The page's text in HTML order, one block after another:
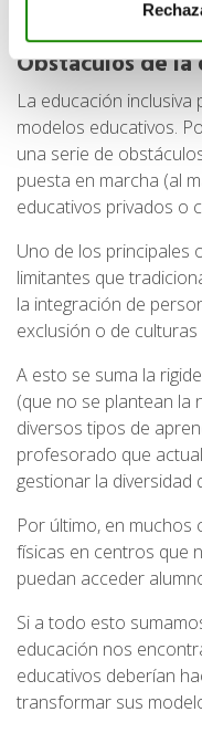
inclusión en
Obstáculosde la
La educación
modelos educativos.
una serie de
puesta en marcha (al
educativos privados o
Uno de los principales
limitantes que
la integración de
exclusión o de
A esto se suma la
(que no se plantean la
diversos tipos de
profesorado que
gestionar la diversidad
Por último, en
físicas en centros que
puedan acceder
Si a todo esto
educación nos
educativos deberían
transformar sus